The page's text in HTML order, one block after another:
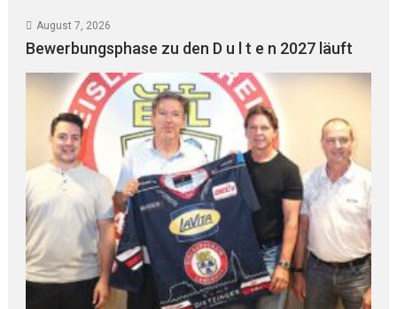
August 7, 2026
Bewerbungsphase zu den D u l t e n 2027 läuft